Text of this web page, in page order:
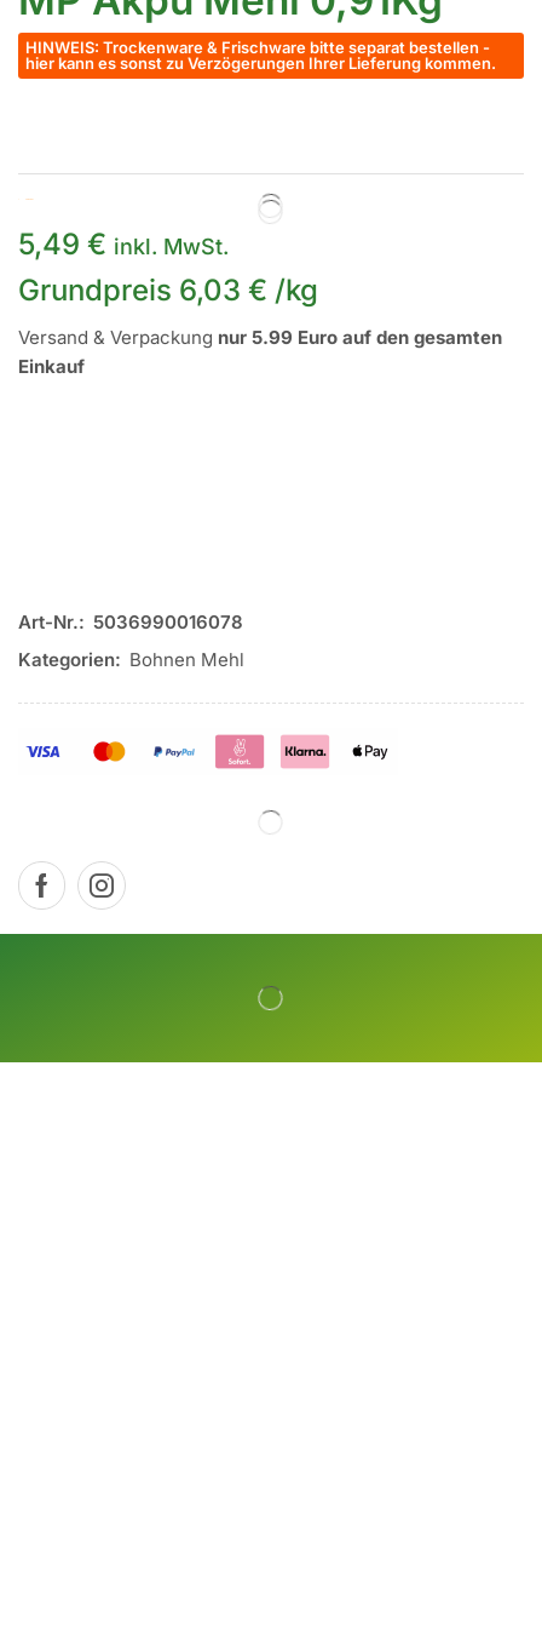
HINWEIS: Trockenware & Frischware bitte separat bestellen -
hier kann es sonst zu Verzögerungen Ihrer Lieferung kommen.
5,49 € inkl. MwSt.
Grundpreis 6,03 € /kg
Versand & Verpackung nur 5.99 Euro auf den gesamten
Einkauf
Art-Nr.: 5036990016078
Kategorien: Bohnen Mehl